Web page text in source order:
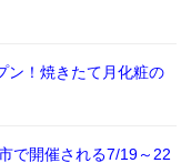
ン！焼きたて月化粧の
で開催される7/19～22